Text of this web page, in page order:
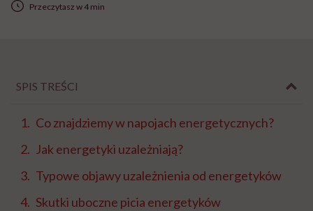
Przeczytasz w 4 min
SPIS TREŚCI
Co znajdziemy w napojach energetycznych?
Jak energetyki uzależniają?
Typowe objawy uzależnienia od energetyków
Skutki uboczne picia energetyków